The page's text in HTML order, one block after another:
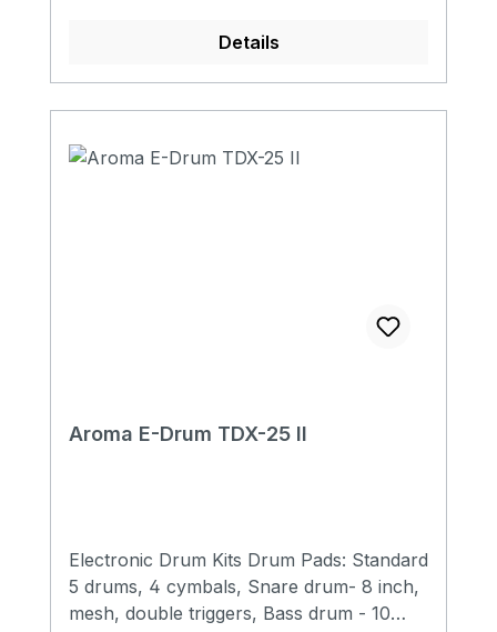
Details
Aroma E-Drum TDX-25 II
Electronic Drum Kits Drum Pads: Standard
5 drums, 4 cymbals, Snare drum- 8 inch,
mesh, double triggers, Bass drum - 10